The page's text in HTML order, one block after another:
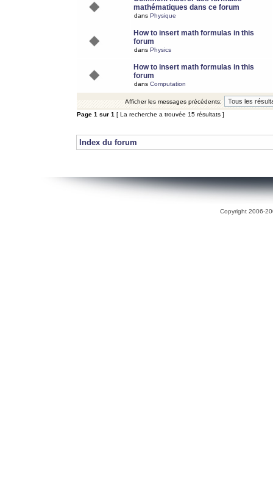
mathématiques dans ce forum
dans Physique
How to insert math formulas in this
forum
dans Physics
How to insert math formulas in this
forum
dans Computation
Afficher les messages précédents:
Page 1 sur 1 [ La recherche a trouvée 15 résultats ]
Index du forum
Copyright 2006-